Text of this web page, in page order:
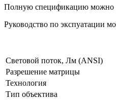
Полную спецификацию можно
Руководство по экспуатации
Световой поток, Лм (ANSI)
Разрешение матрицы
Технология
Тип объектива